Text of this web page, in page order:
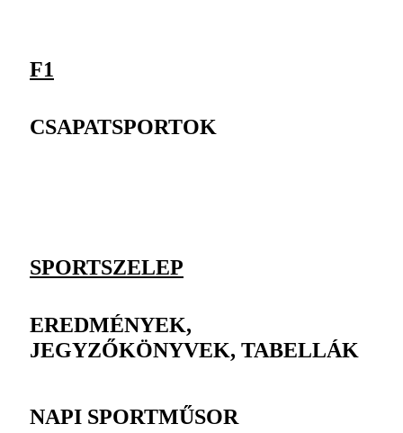
F1
CSAPATSPORTOK
SPORTSZELEP
EREDMÉNYEK,
JEGYZŐKÖNYVEK, TABELLÁK
NAPI SPORTMŰSOR